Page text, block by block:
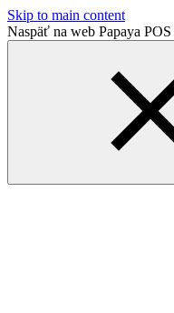
Skip to main content
Naspäť na web Papaya POS